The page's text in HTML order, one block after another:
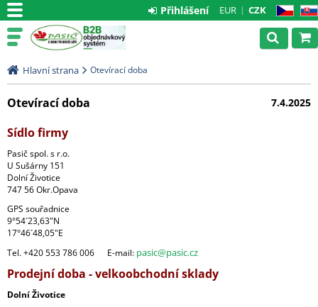
CZ SK
EUR CZK
Přihlášení
Hlavní strana Otevírací doba
Otevírací doba 7.4.2025
Sídlo firmy
Pasič spol. s r.o.
U Sušárny 151
Dolní Životice
747 56 Okr.Opava
GPS souřadnice
9°54´23,63"N
17°46´48,05"E
Tel. +420 553 786 006 E-mail: pasic@pasic.cz
Prodejní doba - velkoobchodní sklady
Dolní Životice